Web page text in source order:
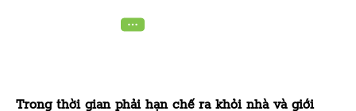
Trong thời gian phải hạn chế ra khỏi nhà và giới